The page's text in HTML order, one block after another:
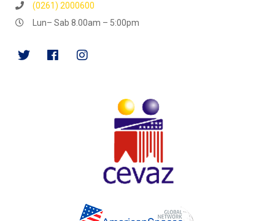
(0261) 2000600
Lun– Sab 8.00am – 5:00pm